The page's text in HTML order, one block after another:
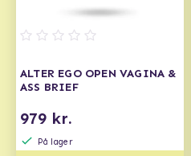
ALTER EGO OPEN VAGINA &
ASS BRIEF
979 kr.
På lager